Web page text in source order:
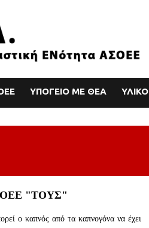
ΥΠΟΓΕΙΟ ΜΕ ΘΕΑ ΥΛΙΚΟ
ο καπνός από τα καπνογόνα να έχει